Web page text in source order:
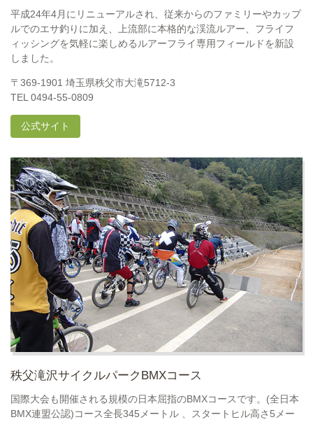
平成24年4月にリニューアルされ、従来からのファミリーやカップ
ルでのエサ釣りに加え、上流部に本格的な渓流ルアー、フライフ
ィッシングを気軽に楽しめるルアーフライ専用フィールドを新設
しました。
〒369-1901 埼玉県秩父市大滝5712-3
TEL 0494-55-0809
公式サイト
秩父滝沢サイクルパークBMXコース
国際大会も開催される規模の日本屈指のBMXコースです。(全日本
BMX連盟公認)コース全長345メートル 、スタートヒル高さ5メー